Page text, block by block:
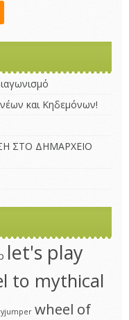
και Κηδεμόνων!
ΣΤΟ ΔΗΜΑΡΧΕΙΟ
let's play
to mythical
wheel of